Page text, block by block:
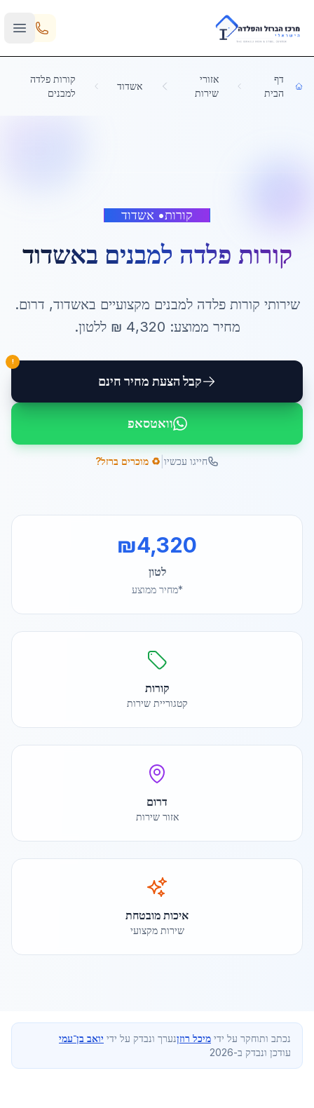
Skip to main content
דף
הבית
אזורי
שירות
אשדוד
קורות פלדה
למבנים
קורות• אשדוד
קורות פלדה למבנים באשדוד
שירותי קורות פלדה למבנים מקצועיים באשדוד, דרום.
מחיר ממוצע: 4,320 ₪ ללטון.
קבל הצעת מחיר חינם
!
וואטסאפ
חייגו עכשיו ♻️ מוכרים ברזל?
₪4,320
לטון
*מחיר ממוצע
קורות
קטגוריית שירות
דרום
אזור שירות
איכות מובטחת
שירות מקצועי
נכתב ותוחקר על ידי מיכל רוזןנערך ונבדק על ידי יואב בן־עמי
עודכן ונבדק ב-2026